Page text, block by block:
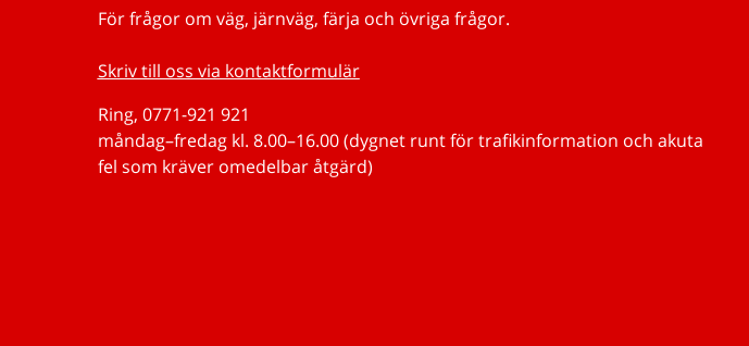
För frågor om väg, järnväg, färja och övriga frågor.
Skriv till oss via kontaktformulär
Ring, 0771-921 921
måndag–fredag kl. 8.00–16.00 (dygnet runt för trafikinformation och akuta
fel som kräver omedelbar åtgärd)